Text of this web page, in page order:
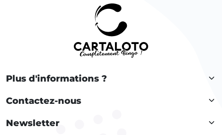
Plus d'informations ?
Contactez-nous
Newsletter